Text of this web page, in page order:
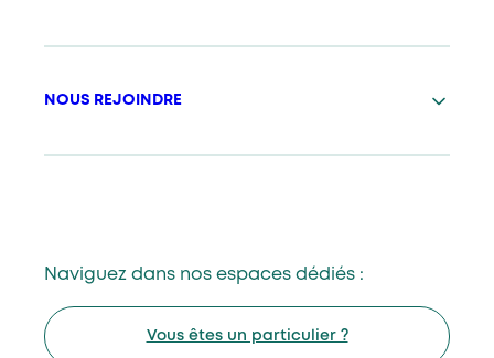
NOUS REJOINDRE
Naviguez dans nos espaces dédiés :
Vous êtes un particulier ?